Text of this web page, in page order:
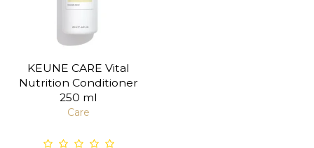
KEUNE CARE Vital
Nutrition Conditioner
250 ml
Care